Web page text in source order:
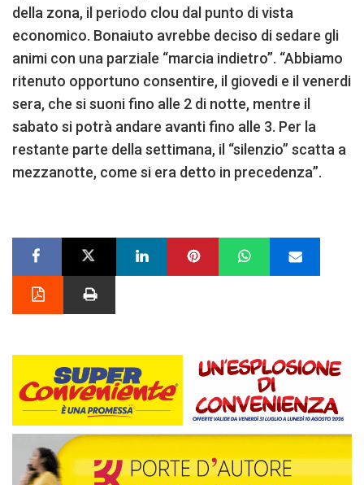
della zona, il periodo clou dal punto di vista
economico. Bonaiuto avrebbe deciso di sedare gli
animi con una parziale “marcia indietro”. “Abbiamo
ritenuto opportuno consentire, il giovedi e il venerdi
sera, che si suoni fino alle 2 di notte, mentre il
sabato si potrà andare avanti fino alle 3. Per la
restante parte della settimana, il “silenzio” scatta a
mezzanotte, come si era detto in precedenza”.